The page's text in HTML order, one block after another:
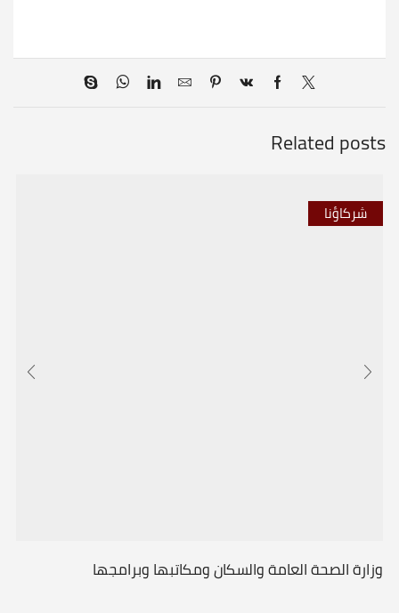
Related posts
شركاؤنا
وزارة الصحة العامة والسكان ومكاتبها وبرامجها